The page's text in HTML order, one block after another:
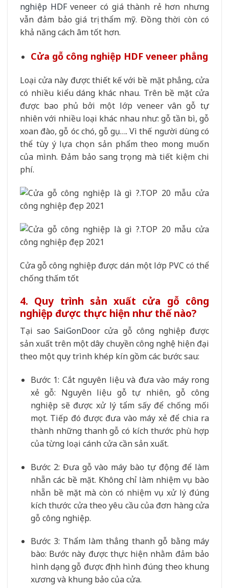
nghiệp HDFveneer có giá thành rẻ hơn nhưng
vẫn đảm bảo giá trị thẩm mỹ. Đồng thời còn có
khả năng cách âm tốt hơn.
Cửa gỗ công nghiệp HDF veneer phẳng
Loại cửa này được thiết kế với bề mặt phẳng, cửa
có nhiều kiểu dáng khác nhau. Trên bề mặt cửa
được bao phủ bởi một lớp veneer vân gỗ tự
nhiên với nhiều loại khác nhau như: gỗ tần bì, gỗ
xoan đào, gỗ óc chó, gỗ gụ…. Vì thế người dùng có
thể tùy ý lựa chọn sản phẩm theo mong muốn
của mình. Đảm bảo sang trọng mà tiết kiệm chi
phí.
Cửa gỗ công nghiệp được dán một lớp PVC có thể
chống thấm tốt
4. Quy trình sản xuất cửa gỗ công
nghiệp được thực hiện như thế nào?
Tại saoSaiGonDoor cửa gỗ công nghiệp được
sản xuất trên một dây chuyền công nghệ hiện đại
theo một quy trình khép kín gồm các bước sau:
Bước 1: Cắt nguyên liệu và đưa vào máy rong
xẻ gỗ: Nguyên liệu gỗ tự nhiên, gỗ công
nghiệp sẽ được xử lý tẩm sấy để chống mối
mọt. Tiếp đó được đưa vào máy xẻ để chia ra
thành những thanh gỗ có kích thước phù hợp
của từng loại cánh cửa cần sản xuất.
Bước 2: Đưa gỗ vào máy bào tự động để làm
nhẵn các bề mặt. Không chỉ làm nhiệm vụ bào
nhẵn bề mặt mà còn có nhiệm vụ xử lý đúng
kích thước cửa theo yêu cầu của đơn hàng cửa
gỗ công nghiệp.
Bước 3: Thẩm làm thẳng thanh gỗ bằng máy
bào: Bước này được thực hiện nhằm đảm bảo
hình dạng gỗ được định hình đúng theo khung
xương và khung bảo của cửa.